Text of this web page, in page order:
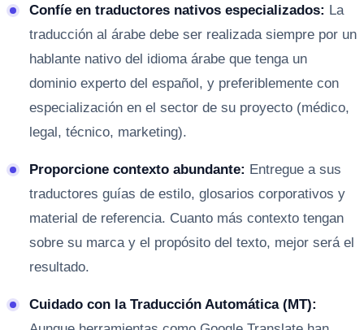
Confíe en traductores nativos especializados: La
traducción al árabe debe ser realizada siempre por un
hablante nativo del idioma árabe que tenga un
dominio experto del español, y preferiblemente con
especialización en el sector de su proyecto (médico,
legal, técnico, marketing).
Proporcione contexto abundante: Entregue a sus
traductores guías de estilo, glosarios corporativos y
material de referencia. Cuanto más contexto tengan
sobre su marca y el propósito del texto, mejor será el
resultado.
Cuidado con la Traducción Automática (MT):